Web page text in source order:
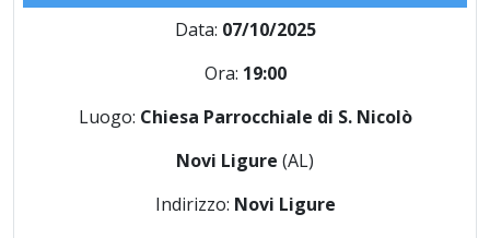
Data: 07/10/2025
Ora: 19:00
Luogo: Chiesa Parrocchiale di S. Nicolò
Novi Ligure (AL)
Indirizzo: Novi Ligure